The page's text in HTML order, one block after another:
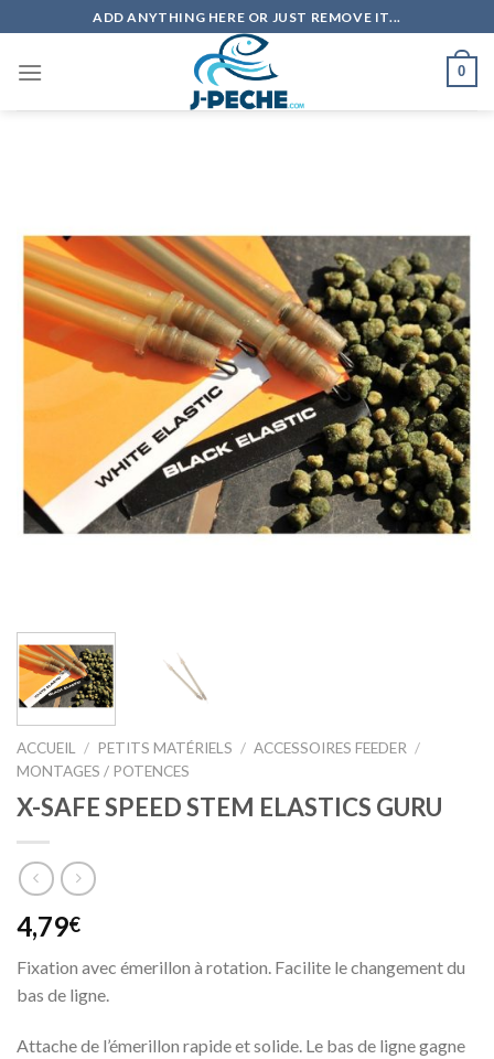
to
content
ADD ANYTHING HERE OR JUST REMOVE IT...
0
ACCUEIL / PETITS MATÉRIELS / ACCESSOIRES FEEDER /
MONTAGES / POTENCES
X-SAFE SPEED STEM ELASTICS GURU
4,79€
Fixation avec émerillon à rotation. Facilite le changement du
bas de ligne.
Attache de l’émerillon rapide et solide. Le bas de ligne gagne